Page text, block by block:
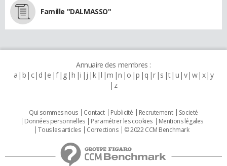
Famille "DALMASSO"
Annuaire des membres :
a b c d e f g h i j k l m n o p q r s t u v w x y
z
Qui sommes nous Contact Publicité Recrutement
Societé
Données personnelles
Paramétrer les cookies
Mentions légales
Tous les articles
Corrections © 2022 CCM Benchmark